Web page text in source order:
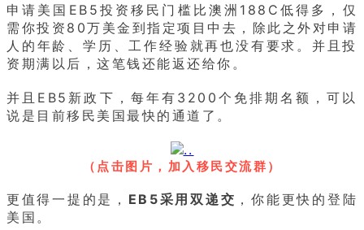
申请美国EB5投资移民门槛比澳洲188C低得多，仅
需你投资80万美金到指定项目中去，除此之外对申请
人的年龄、学历、工作经验就再也没有要求。并且投
资期满以后，这笔钱还能返还给你。
并且EB5新政下，每年有3200个免排期名额，可以
说是目前移民美国最快的通道了。
（点击图片，加入移民交流群）
更值得一提的是， EB5采用双递交 ，你能更快的登陆
美国。